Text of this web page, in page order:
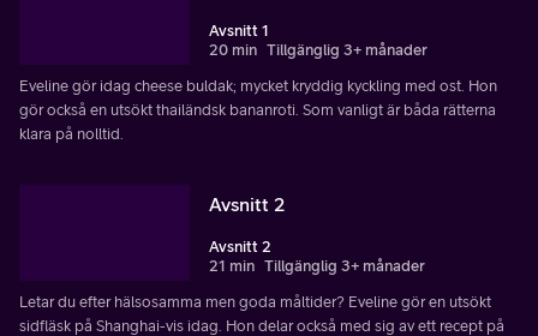
Avsnitt 1
20 min Tillgänglig 3+ månader
Eveline gör idag cheese buldak; mycket kryddig kyckling med ost. Hon
gör också en utsökt thailändsk bananroti. Som vanligt är båda rätterna
klara på nolltid.
Avsnitt 2
Avsnitt 2
21 min Tillgänglig 3+ månader
Letar du efter hälsosamma men goda måltider? Eveline gör en utsökt
sidfläsk på Shanghai-vis idag. Hon delar också med sig av ett recept på